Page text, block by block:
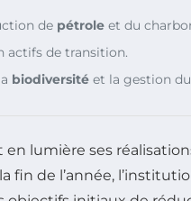
de pétrole et du
actifs de transition.
biodiversité et la gestion
en lumière ses
la fin de l’année,